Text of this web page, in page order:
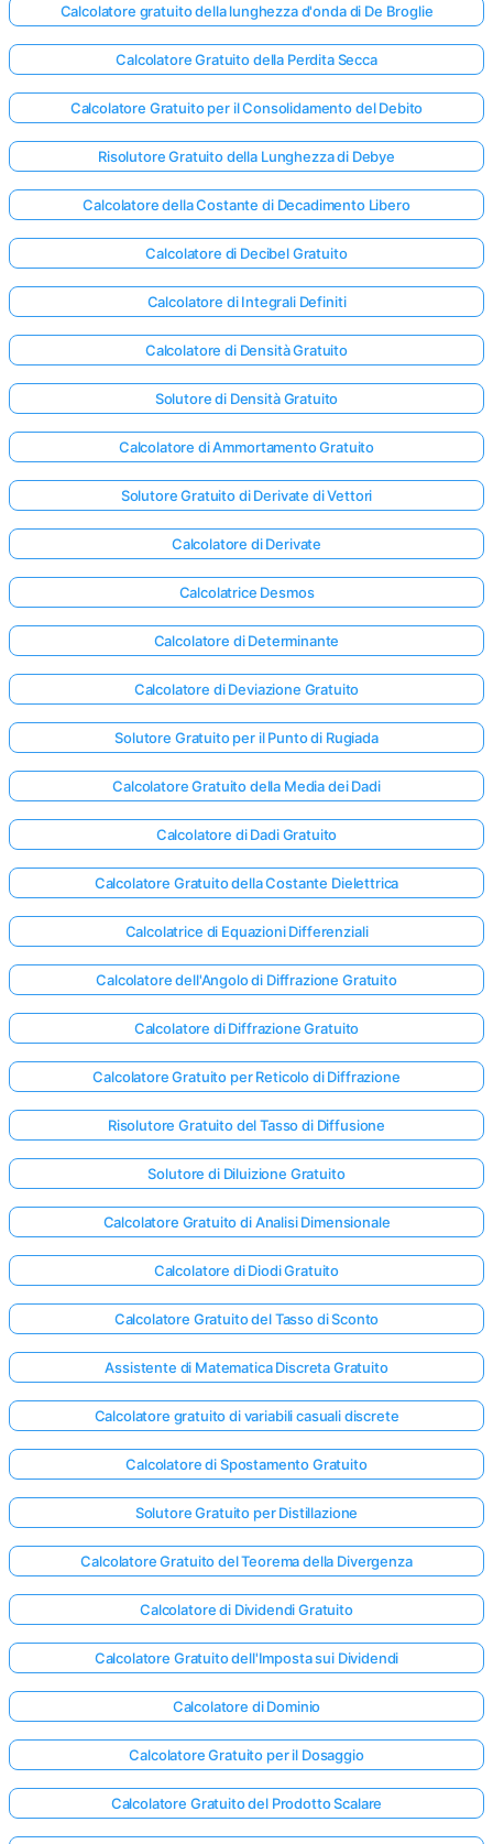
Accedi
qui!
Calcolatore gratuito della lunghezza d'onda di De Broglie
Calcolatore Gratuito della Perdita Secca
Calcolatore Gratuito per il Consolidamento del Debito
Risolutore Gratuito della Lunghezza di Debye
Calcolatore della Costante di Decadimento Libero
Calcolatore di Decibel Gratuito
Calcolatore di Integrali Definiti
Calcolatore di Densità Gratuito
Solutore di Densità Gratuito
Calcolatore di Ammortamento Gratuito
Solutore Gratuito di Derivate di Vettori
Calcolatore di Derivate
Calcolatrice Desmos
Calcolatore di Determinante
Calcolatore di Deviazione Gratuito
Solutore Gratuito per il Punto di Rugiada
Calcolatore Gratuito della Media dei Dadi
Calcolatore di Dadi Gratuito
Calcolatore Gratuito della Costante Dielettrica
Calcolatrice di Equazioni Differenziali
Calcolatore dell'Angolo di Diffrazione Gratuito
Calcolatore di Diffrazione Gratuito
Calcolatore Gratuito per Reticolo di Diffrazione
Risolutore Gratuito del Tasso di Diffusione
Solutore di Diluizione Gratuito
Calcolatore Gratuito di Analisi Dimensionale
Calcolatore di Diodi Gratuito
Calcolatore Gratuito del Tasso di Sconto
Assistente di Matematica Discreta Gratuito
Calcolatore gratuito di variabili casuali discrete
Calcolatore di Spostamento Gratuito
Solutore Gratuito per Distillazione
Calcolatore Gratuito del Teorema della Divergenza
Calcolatore di Dividendi Gratuito
Calcolatore Gratuito dell'Imposta sui Dividendi
Calcolatore di Dominio
Calcolatore Gratuito per il Dosaggio
Calcolatore Gratuito del Prodotto Scalare